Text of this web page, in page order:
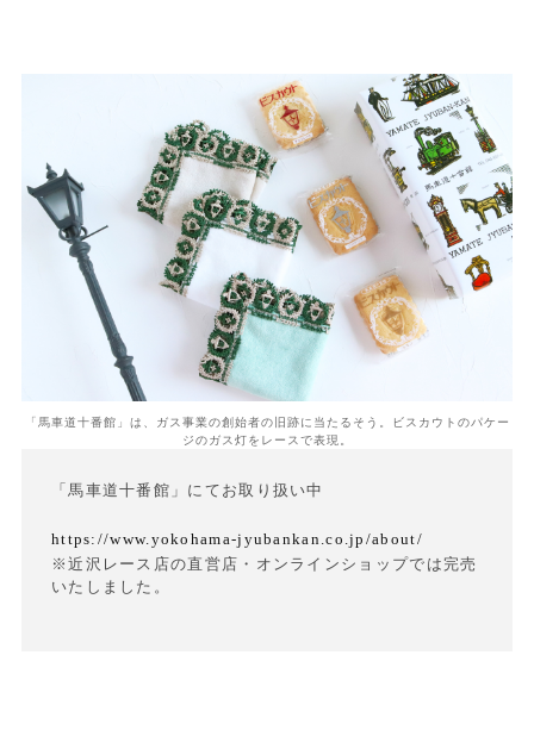
「馬車道十番館」は、ガス事業の創始者の旧跡に当たるそう。ビスカウトのパケー
ジのガス灯をレースで表現。
「馬車道十番館」にてお取り扱い中
https://www.yokohama-jyubankan.co.jp/about/
※近沢レース店の直営店・オンラインショップでは完売
いたしました。